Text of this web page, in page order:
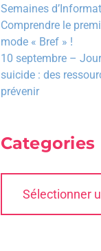
Semaines
Comprendre le
mode « Bref » !
10 septembre –
suicide : des
prévenir
Categories